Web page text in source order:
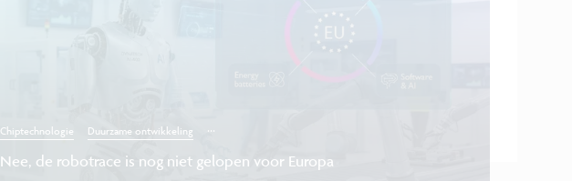
Chiptechnologie Duurzame ontwikkeling ...
Nee, de robotrace is nog niet gelopen voor Europa